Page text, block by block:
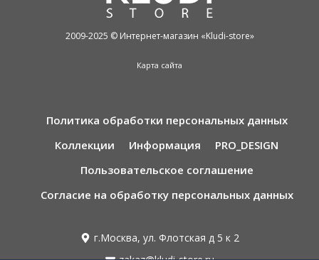
2009-2025 © Интернет-магазин «Kludi-store»
Карта сайта
Политика обработки персональных данных
Коллекции
Информация
PRO_DESIGN
Пользовательское соглашение
Согласие на обработку персональных данных
г.Москва, ул. Флотская д 5 к 2